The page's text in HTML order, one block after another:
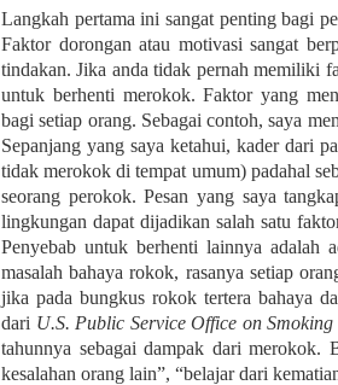
Langkah pertama ini sangat penting bagi
Faktor dorongan atau motivasi sangat
tindakan. Jika anda tidak pernah memiliki
untuk berhenti merokok. Faktor yang
bagi setiap orang. Sebagai contoh, saya
Sepanjang yang saya ketahui, kader dari
tidak merokok di tempat umum) padahal
seorang perokok. Pesan yang saya
lingkungan dapat dijadikan salah satu
Penyebab untuk berhenti lainnya adalah
masalah bahaya rokok, rasanya setiap
jika pada bungkus rokok tertera bahaya
dari U.S. Public Service Office on Smoking
tahunnya sebagai dampak dari merokok.
kesalahan orang lain”, “belajar dari